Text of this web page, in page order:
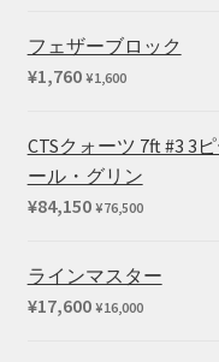
帯:
フェザーブロック
¥1,760 ¥1,600
CTSクォーツ 7ft #3 3
ール・グリン
¥84,150 ¥76,500
ラインマスター
¥17,600 ¥16,000